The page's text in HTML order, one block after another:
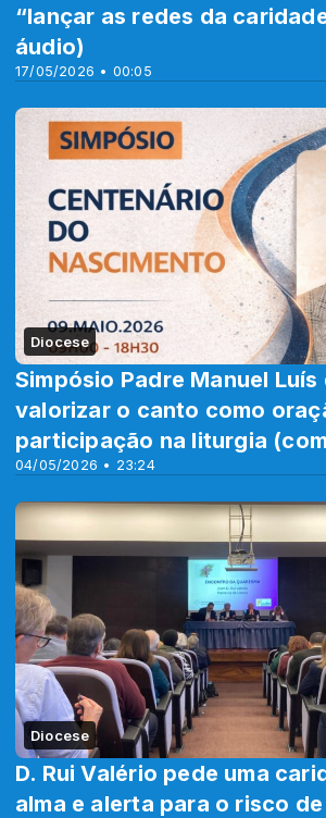
17/05/2026 • 00:05
“lançar as redes da
áudio)
Diocese
04/05/2026 • 23:24
Simpósio Padre Manuel Luís
valorizar o canto como
participação na liturgia
Diocese
D. Rui Valério pede uma
alma e alerta para o risco